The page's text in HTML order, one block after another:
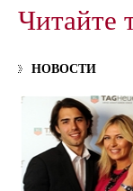
Читайте
НОВОСТИ